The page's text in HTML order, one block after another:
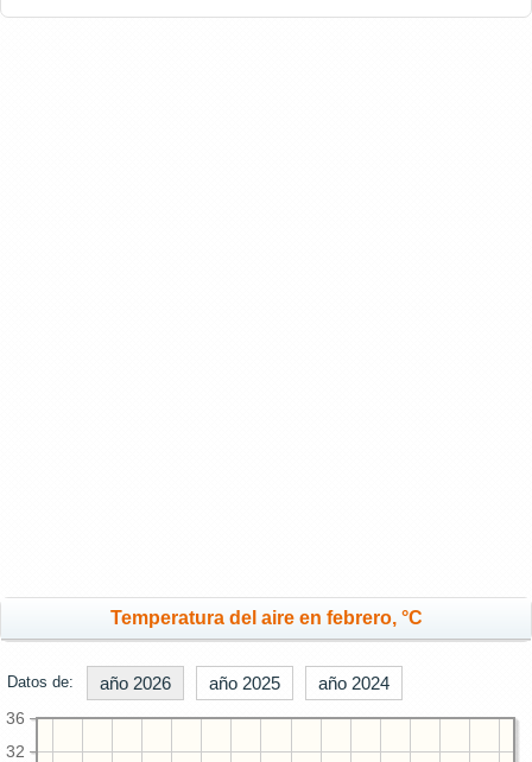
Temperatura del aire en febrero, °C
Datos de: año 2026 año 2025 año 2024
32
36